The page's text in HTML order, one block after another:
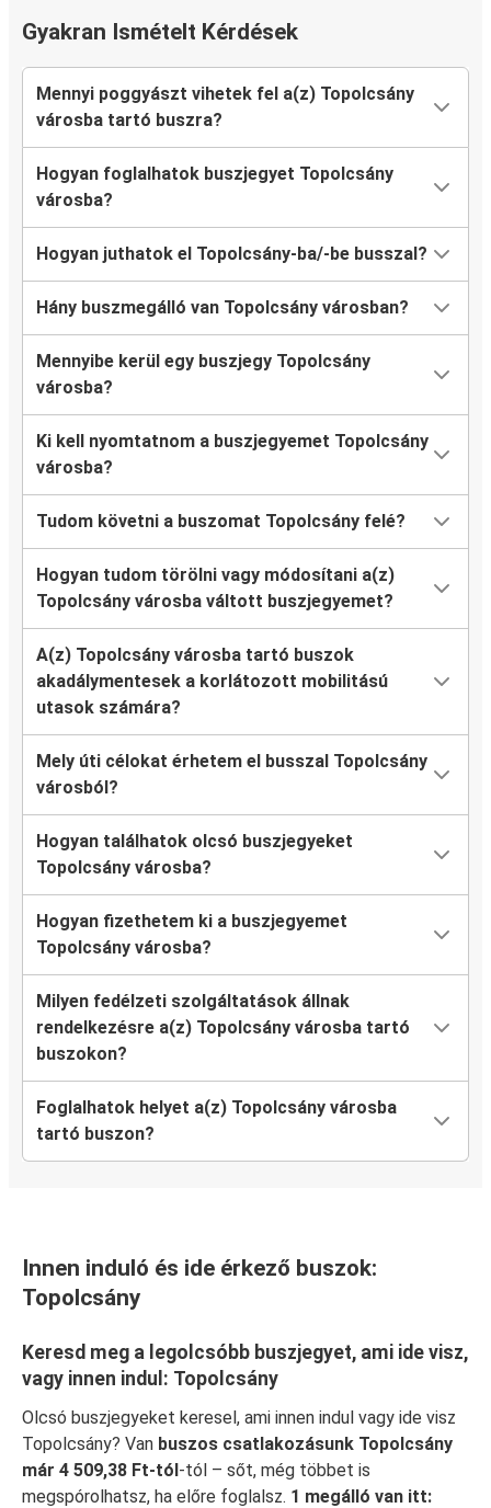
Gyakran Ismételt Kérdések
Mennyi poggyászt vihetek fel a(z) Topolcsány
városba tartó buszra?
Hogyan foglalhatok buszjegyet Topolcsány
városba?
Hogyan juthatok el Topolcsány-ba/-be busszal?
Hány buszmegálló van Topolcsány városban?
Mennyibe kerül egy buszjegy Topolcsány
városba?
Ki kell nyomtatnom a buszjegyemet Topolcsány
városba?
Tudom követni a buszomat Topolcsány felé?
Hogyan tudom törölni vagy módosítani a(z)
Topolcsány városba váltott buszjegyemet?
A(z) Topolcsány városba tartó buszok
akadálymentesek a korlátozott mobilitású
utasok számára?
Mely úti célokat érhetem el busszal Topolcsány
városból?
Hogyan találhatok olcsó buszjegyeket
Topolcsány városba?
Hogyan fizethetem ki a buszjegyemet
Topolcsány városba?
Milyen fedélzeti szolgáltatások állnak
rendelkezésre a(z) Topolcsány városba tartó
buszokon?
Foglalhatok helyet a(z) Topolcsány városba
tartó buszon?
Innen induló és ide érkező buszok:
Topolcsány
Keresd meg a legolcsóbb buszjegyet, ami ide visz,
vagy innen indul: Topolcsány
Olcsó buszjegyeket keresel, ami innen indul vagy ide visz
Topolcsány? Van buszos csatlakozásunk Topolcsány
már 4 509,38 Ft-tól-tól – sőt, még többet is
megspórolhatsz, ha előre foglalsz. 1 megálló van itt: